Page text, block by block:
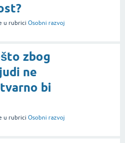
u rubrici Osobni razvoj
zbog
ne
bi
u rubrici Osobni razvoj